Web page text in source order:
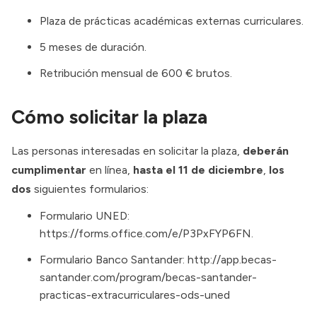
Plaza de prácticas académicas externas curriculares.
5 meses de duración.
Retribución mensual de 600 € brutos.
Cómo solicitar la plaza
Las personas interesadas en solicitar la plaza, deberán
cumplimentar en línea, hasta el 11 de diciembre, los
dos siguientes formularios:
Formulario UNED:
https://forms.office.com/e/P3PxFYP6FN.
Formulario Banco Santander: http://app.becas-
santander.com/program/becas-santander-
practicas-extracurriculares-ods-uned